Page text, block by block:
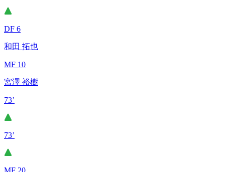
DF 6
和田 拓也
MF 10
宮澤 裕樹
73’
73’
MF 20